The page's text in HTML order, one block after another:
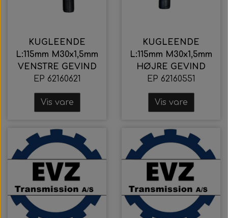
KUGLEENDE
L:115mm M30x1,5mm
VENSTRE GEVIND
EP 62160621
Vis vare
KUGLEENDE
L:115mm M30x1,5mm
HØJRE GEVIND
EP 62160551
Vis vare